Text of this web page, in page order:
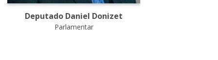
Deputado Daniel Donizet
Parlamentar